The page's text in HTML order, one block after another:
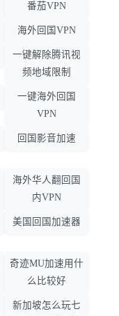
番茄VPN
海外回国VPN
一键解除腾讯视
频地域限制
一键海外回国
VPN
回国影音加速
海外华人翻回国
内VPN
美国回国加速器
奇迹MU加速用什
么比较好
新加坡怎么玩七